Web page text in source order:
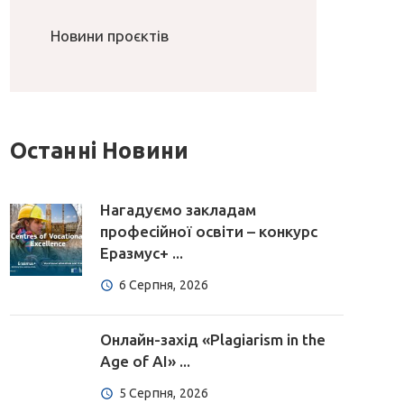
Новини проєктів
Останні Новини
Нагадуємо закладам
професійної освіти – конкурс
Еразмус+ ...
6 Серпня, 2026
Онлайн-захід «Plagiarism in the
Age of AI» ...
5 Серпня, 2026